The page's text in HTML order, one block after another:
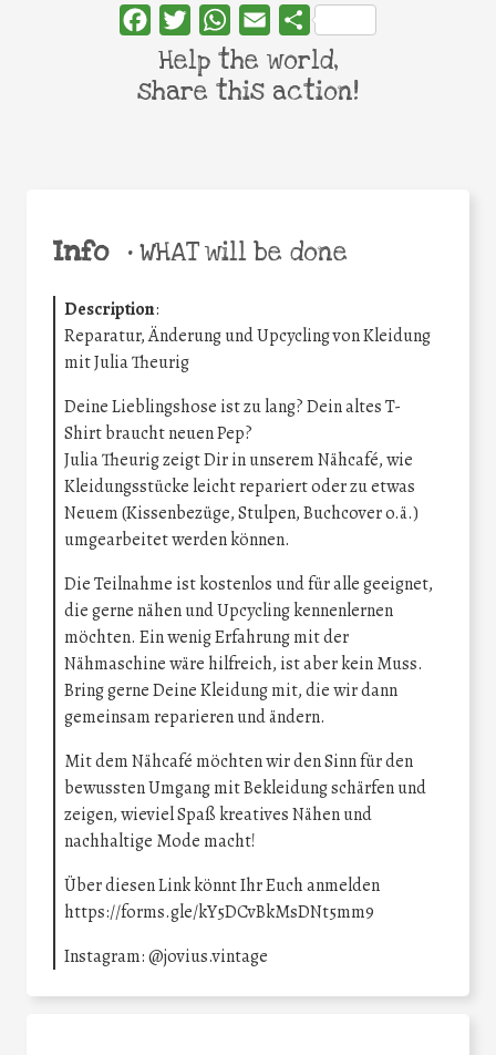
Info •WHAT will be done
Description:
Reparatur, Änderung und Upcycling von Kleidung
mit Julia Theurig
Deine Lieblingshose ist zu lang? Dein altes T-
Shirt braucht neuen Pep?
Julia Theurig zeigt Dir in unserem Nähcafé, wie
Kleidungsstücke leicht repariert oder zu etwas
Neuem (Kissenbezüge, Stulpen, Buchcover o.ä.)
umgearbeitet werden können.
Die Teilnahme ist kostenlos und für alle geeignet,
die gerne nähen und Upcycling kennenlernen
möchten. Ein wenig Erfahrung mit der
Nähmaschine wäre hilfreich, ist aber kein Muss.
Bring gerne Deine Kleidung mit, die wir dann
gemeinsam reparieren und ändern.
Mit dem Nähcafé möchten wir den Sinn für den
bewussten Umgang mit Bekleidung schärfen und
zeigen, wieviel Spaß kreatives Nähen und
nachhaltige Mode macht!
Über diesen Link könnt Ihr Euch anmelden
https://forms.gle/kY5DCvBkMsDNt5mm9
Instagram: @jovius.vintage
FacebookTwitterWhatsApp
Email Share
Help the world,
share this action!